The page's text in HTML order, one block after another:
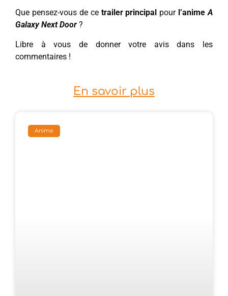
Que pensez-vous de ce trailer principal pour l’anime A
Galaxy Next Door ?
Libre à vous de donner votre avis dans les
commentaires !
En savoir plus
Anime